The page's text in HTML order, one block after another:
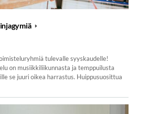
tulevalle syyskaudelle!
on musiikkiliikunnasta ja temppuilusta
se juuri oikea harrastus. Huippusuosittua